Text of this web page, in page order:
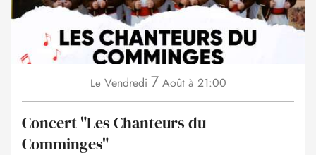
Le Vendredi 7 Août à 21:00
Concert "Les Chanteurs du
Comminges"